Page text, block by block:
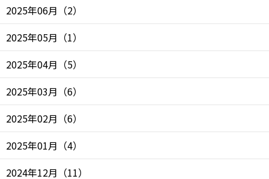
2025年06月 （2）
2025年05月 （1）
2025年04月 （5）
2025年03月 （6）
2025年02月 （6）
2025年01月 （4）
2024年12月 （11）